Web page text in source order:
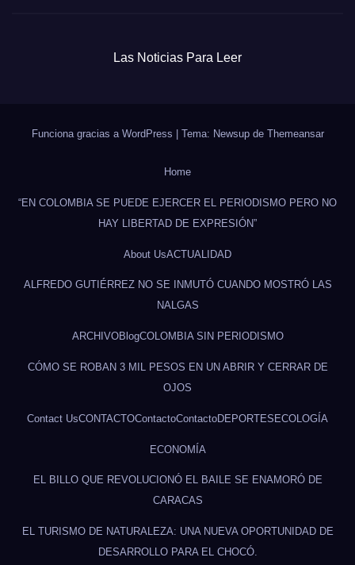
Las Noticias Para Leer
Funciona gracias a WordPress | Tema: Newsup de Themeansar
Home
“EN COLOMBIA SE PUEDE EJERCER EL PERIODISMO PERO NO
HAY LIBERTAD DE EXPRESIÓN”
About UsACTUALIDAD
ALFREDO GUTIÉRREZ NO SE INMUTÓ CUANDO MOSTRÓ LAS
NALGAS
ARCHIVOBlogCOLOMBIA SIN PERIODISMO
CÓMO SE ROBAN 3 MIL PESOS EN UN ABRIR Y CERRAR DE
OJOS
Contact UsCONTACTOContactoContactoDEPORTESECOLOGÍA
ECONOMÍA
EL BILLO QUE REVOLUCIONÓ EL BAILE SE ENAMORÓ DE
CARACAS
EL TURISMO DE NATURALEZA: UNA NUEVA OPORTUNIDAD DE
DESARROLLO PARA EL CHOCÓ.